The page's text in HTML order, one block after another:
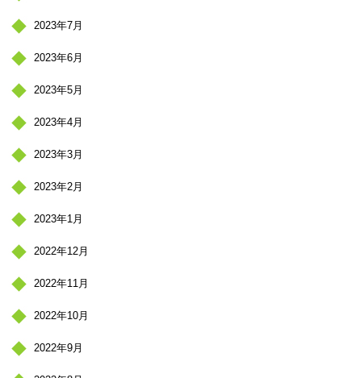
2023年7月
2023年6月
2023年5月
2023年4月
2023年3月
2023年2月
2023年1月
2022年12月
2022年11月
2022年10月
2022年9月